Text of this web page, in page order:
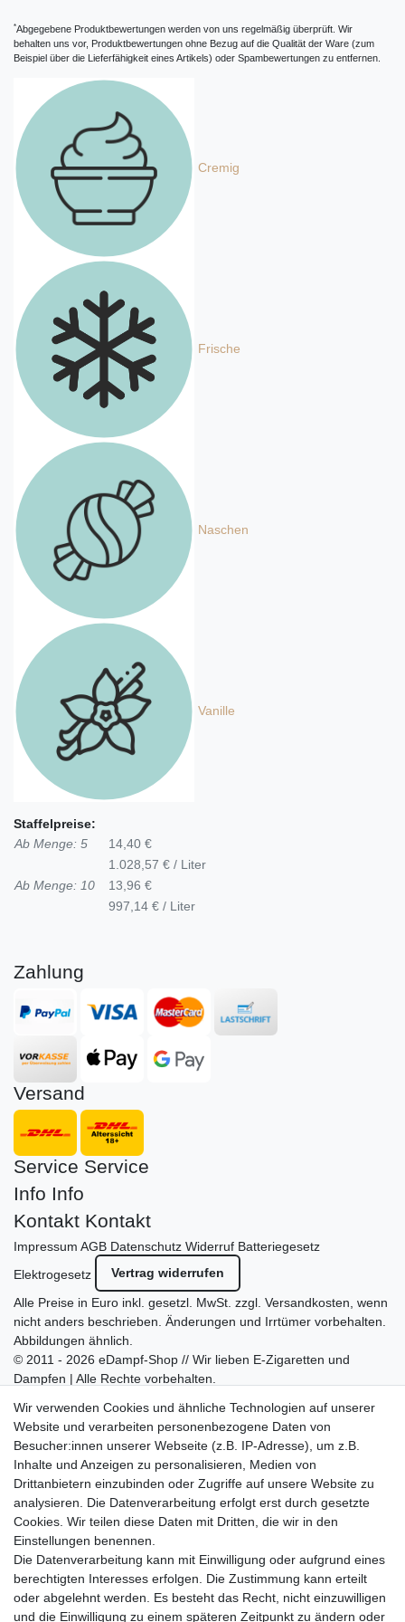
*Abgegebene Produktbewertungen werden von uns regelmäßig überprüft. Wir
behalten uns vor, Produktbewertungen ohne Bezug auf die Qualität der Ware (zum
Beispiel über die Lieferfähigkeit eines Artikels) oder Spambewertungen zu entfernen.
Cremig
Frische
Naschen
Vanille
Staffelpreise:
Ab Menge: 5
14,40 €
1.028,57 € / Liter
Ab Menge: 10
13,96 €
997,14 € / Liter
Zahlung
Versand
Service Service
Info Info
Kontakt Kontakt
Impressum AGB Datenschutz Widerruf Batteriegesetz
Elektrogesetz
Vertrag widerrufen
Alle Preise in Euro inkl. gesetzl. MwSt. zzgl. Versandkosten, wenn
nicht anders beschrieben. Änderungen und Irrtümer vorbehalten.
Abbildungen ähnlich.
© 2011 - 2026 eDampf-Shop // Wir lieben E-Zigaretten und
Dampfen | Alle Rechte vorbehalten.
mit vielen spannenden Artikeln.
Bitte entschuldigen Sie, wenn wir telefonisch wegen hoher
betrieblicher Auslastung nicht erreichbar sein sollten.
Schreiben Sie uns gerne eine E-Mail mit Ihrer Telefonnummer
und der Bitte um Rückruf.
Wir rufen Sie schnellstmöglich zurück.
Wir versenden in die folgenden Länder
Wir verwenden Cookies und ähnliche Technologien auf unserer
Website und verarbeiten personenbezogene Daten von
Besucher:innen unserer Webseite (z.B. IP-Adresse), um z.B.
Inhalte und Anzeigen zu personalisieren, Medien von
Drittanbietern einzubinden oder Zugriffe auf unsere Website zu
analysieren. Die Datenverarbeitung erfolgt erst durch gesetzte
Cookies. Wir teilen diese Daten mit Dritten, die wir in den
Einstellungen benennen.
Die Datenverarbeitung kann mit Einwilligung oder aufgrund eines
berechtigten Interesses erfolgen. Die Zustimmung kann erteilt
oder abgelehnt werden. Es besteht das Recht, nicht einzuwilligen
und die Einwilligung zu einem späteren Zeitpunkt zu ändern oder